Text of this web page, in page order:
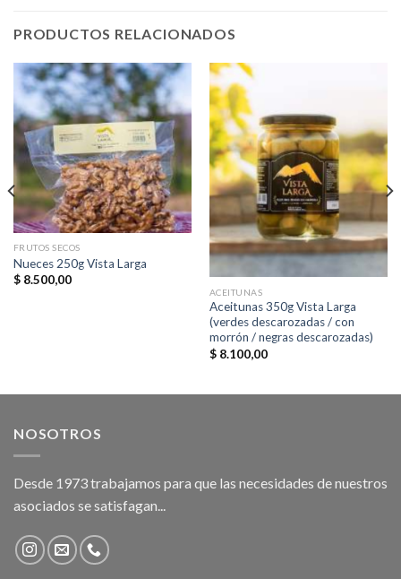
PRODUCTOS RELACIONADOS
FRUTOS SECOS
Nueces 250g Vista Larga
$8.500,00
ACEITUNAS
Aceitunas 350g Vista Larga
(verdes descarozadas / con
morrón / negras descarozadas)
$8.100,00
NOSOTROS
Desde 1973 trabajamos para que las necesidades de nuestros
asociados se satisfagan...